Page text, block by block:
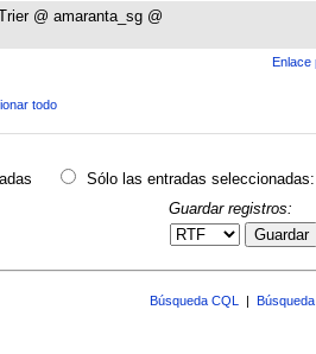
@ amaranta_sg @
Enlace
todo
Sólo las entradas seleccionadas:
Guardar registros:
Guardar
Búsqueda CQL